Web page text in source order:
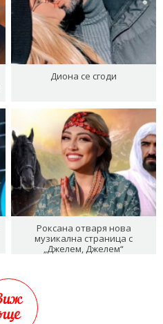
Диона се сгоди
Роксана отваря нова
музикална страница с
„Джелем, Джелем“